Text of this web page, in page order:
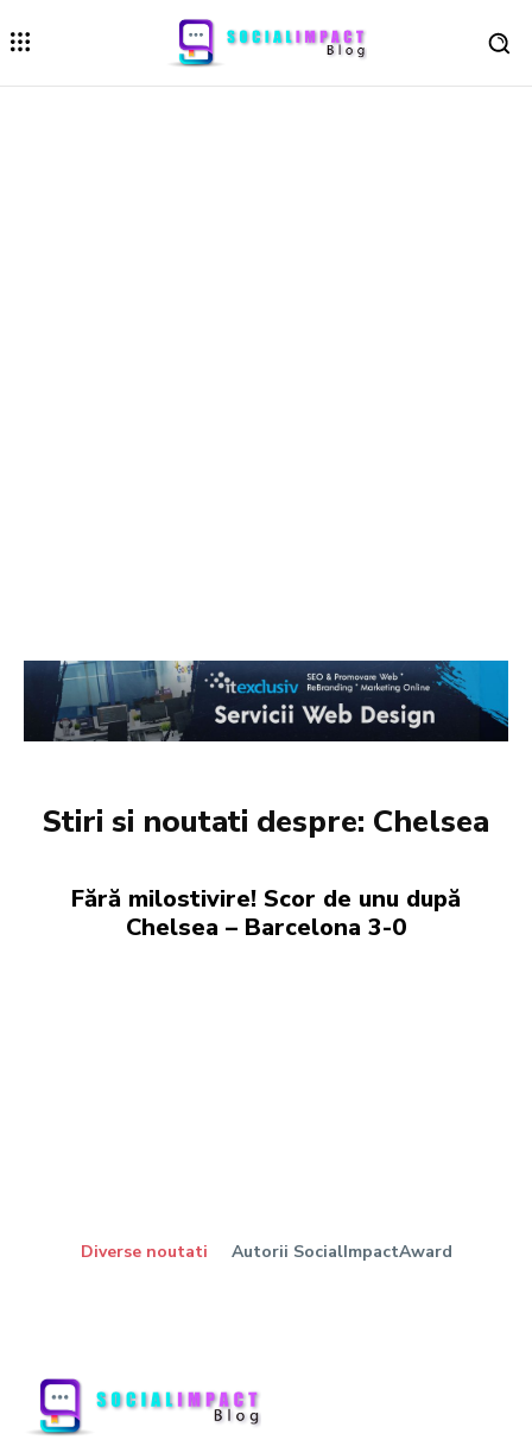
Stiri si noutati despre: Chelsea
Fără milostivire! Scor de unu după
Chelsea – Barcelona 3-0
Diverse noutati Autorii SocialImpactAward